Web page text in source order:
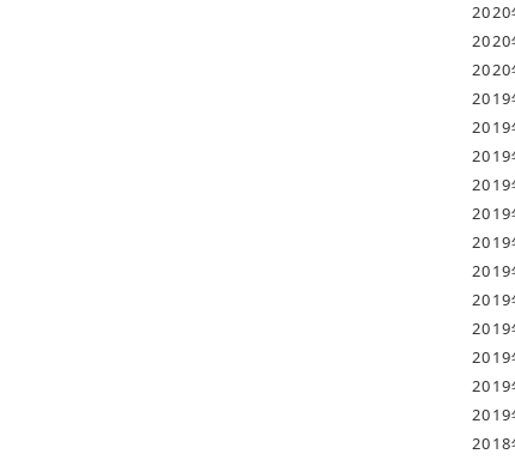
2020
2020
2020
2019
2019
2019
2019
2019
2019
2019
2019
2019
2019
2019
2019
2018